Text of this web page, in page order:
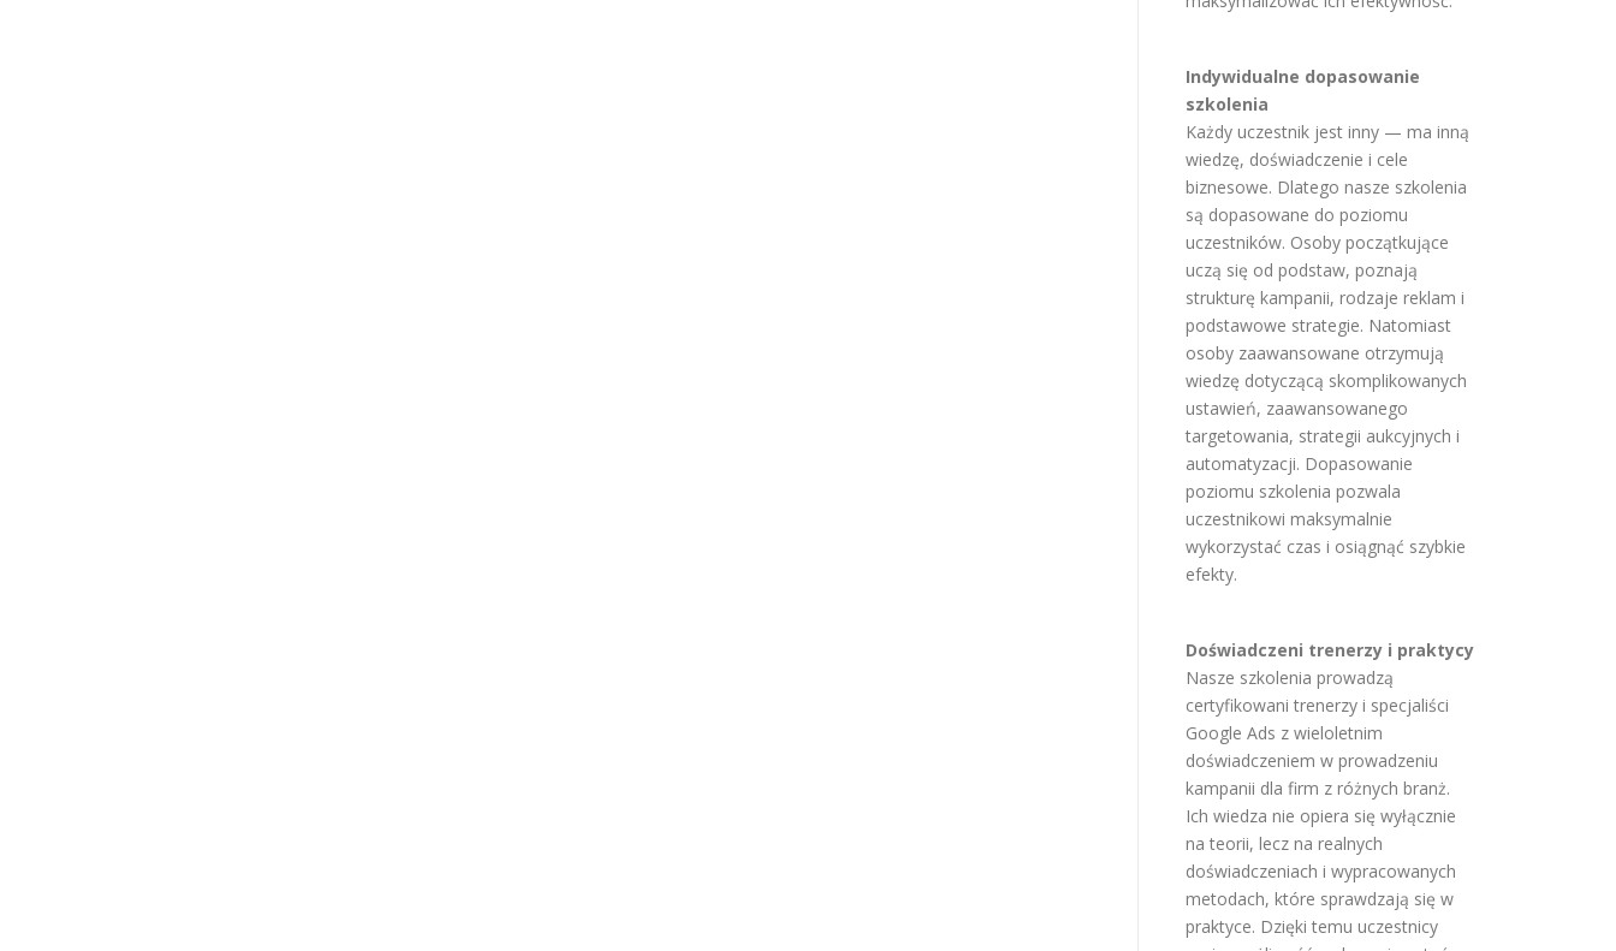
Indywidualne dopasowanie
szkolenia
Każdy uczestnik jest inny — ma inną
wiedzę, doświadczenie i cele
biznesowe. Dlatego nasze szkolenia
są dopasowane do poziomu
uczestników. Osoby początkujące
uczą się od podstaw, poznają
strukturę kampanii, rodzaje reklam i
podstawowe strategie. Natomiast
osoby zaawansowane otrzymują
wiedzę dotyczącą skomplikowanych
ustawień, zaawansowanego
targetowania, strategii aukcyjnych i
automatyzacji. Dopasowanie
poziomu szkolenia pozwala
uczestnikowi maksymalnie
wykorzystać czas i osiągnąć szybkie
efekty.
Doświadczeni trenerzy i praktycy
Nasze szkolenia prowadzą
certyfikowani trenerzy i specjaliści
Google Ads z wieloletnim
doświadczeniem w prowadzeniu
kampanii dla firm z różnych branż.
Ich wiedza nie opiera się wyłącznie
na teorii, lecz na realnych
doświadczeniach i wypracowanych
metodach, które sprawdzają się w
praktyce. Dzięki temu uczestnicy